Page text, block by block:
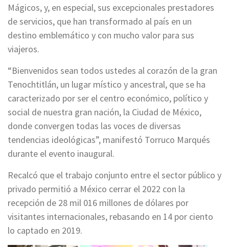
Mágicos, y, en especial, sus excepcionales prestadores
de servicios, que han transformado al país en un
destino emblemático y con mucho valor para sus
viajeros.
“Bienvenidos sean todos ustedes al corazón de la gran
Tenochtitlán, un lugar místico y ancestral, que se ha
caracterizado por ser el centro económico, político y
social de nuestra gran nación, la Ciudad de México,
donde convergen todas las voces de diversas
tendencias ideológicas”, manifestó Torruco Marqués
durante el evento inaugural.
Recalcó que el trabajo conjunto entre el sector público y
privado permitió a México cerrar el 2022 con la
recepción de 28 mil 016 millones de dólares por
visitantes internacionales, rebasando en 14 por ciento
lo captado en 2019.